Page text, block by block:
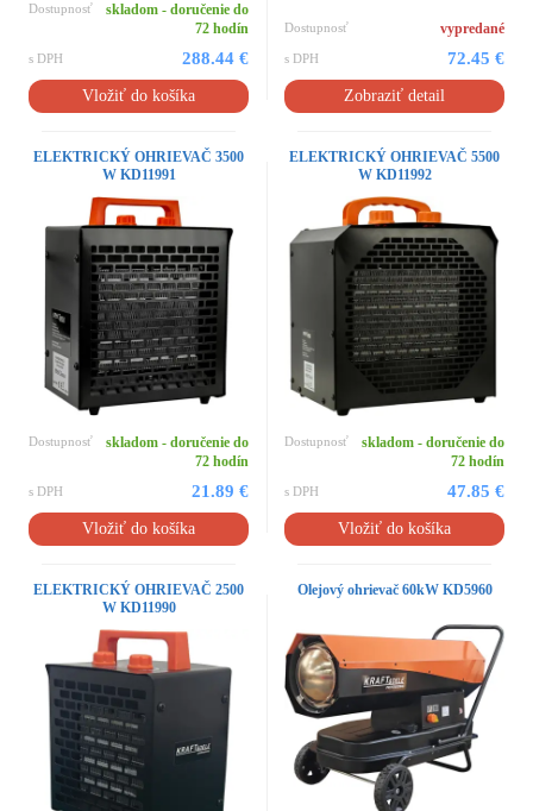
Dostupnosť
skladom - doručenie do
72 hodín
s DPH 288.44 €
Vložiť do košíka
Dostupnosť vypredané
s DPH 72.45 €
Zobraziť detail
ELEKTRICKÝ OHRIEVAČ 3500
W KD11991
Dostupnosť
skladom - doručenie do
72 hodín
s DPH 21.89 €
Vložiť do košíka
ELEKTRICKÝ OHRIEVAČ 5500
W KD11992
Dostupnosť
skladom - doručenie do
72 hodín
s DPH 47.85 €
Vložiť do košíka
ELEKTRICKÝ OHRIEVAČ 2500
W KD11990
Olejový ohrievač 60kW KD5960